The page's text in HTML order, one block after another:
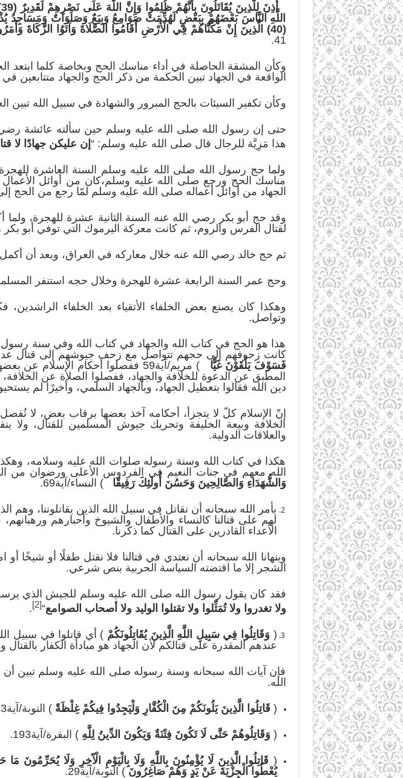
اللَّهِ النَّاسَ بَعْضَهُمْ بِبَعْضٍ لَهُدِّمَتْ صَوَامِعُ وَبِيَعٌ وَصَلَوَاتٌ وَمَسَاجِدُ
(40) الَّذِينَ إِنْ مَكَّنَّاهُمْ فِي الْأَرْضِ أَقَامُوا الصَّلَاةَ وَآَتَوُا الزَّكَاةَ وَأَمَرُوا بِالْمَعْرُوفِ وَنَهَوْا عَنِ الْمُنْكَرِ وَلِلَّهِ عَاقِبَةُ الْأُمُورِ (41)
41.
وكأن المشقة الحاصلة في أداء مناسك الحج وبخاصة كلما
الواقعة في الجهاد تبين الحكمة من ذكر الحج والجهاد متتابعين
وكأن تكفير السيئات بالحج المبرور والشهادة في سبيل الله تبين
حتى إن رسول الله صلى الله عليه وسلم حين سألته عائشة
هذا مَزِيَّة للرجال قال صلى الله عليه وسلم: “ إن عليكن جهادًا لا
ولما حج رسول الله صلى الله عليه وسلم السنة العاشرة
مناسك الحج ورجع صلى الله عليه وسلم،كان من أوائل
الجهاد من أوائل أعماله صلى الله عليه وسلم لمّا رجع من الحج
وقد حج أبو بكر رصي الله عنه السنة الثانية عشرة للهجرة،
لقتال الفرس والروم، ثم كانت معركة اليرموك التي توفي أبو بكر
ثم حج خالد رصي الله عنه خلال معاركه في العراق، وبعد أن
وحج عمر السنة الرابعة عشرة للهجرة وخلال حجه استنفر
وهكذا كان يصنع بعض الخلفاء الأتقياء بعد الخلفاء
وتواصل.
هذا هو الحج في كتاب الله والجهاد في كتاب الله وفي سنة رسول
كانت زحوفهم إلى حجهم تتواصل مع زحف جيوشهم إلى قتال
فَسَوْفَ يَلْقَوْنَغَيًّا
) مريم/آية59 ففصلوا أحكام
المطبق عن الدعوة للخلافة والجهاد، ففصلوا الصلاة عن
دين الله فقالوا بتعطيل الجهاد، وبالجهاد السلمي، وأخيرًا لم
إنّ الإسلام كلّ لا يتجزأ، أحكامه آخذ بعضها برقاب بعض، لا
الخلافة وبيعة الخليفة وتحريك جيوش المسلمين للقتال،
والعلاقات الدولية.
هكذا في كتاب الله وسنة رسوله صلوات الله عليه وسلامه،
الله معهم في جنات النعيم في الفردوس الأعلى ورضوان من
وَالشُّهَدَاءِ وَالصَّالِحِينَ وَحَسُنَ أُولَئِكَرَفِيقًا ) النساء/آية69.
يأمر الله سبحانه أن نقاتل في سبيل الله الذين يقاتلوننا، وهم
لهم على قتالنا كالنساء والأطفال والشيوخ وأحبارهم
الأعداء القادرين على القتال كما ذكرنا.
وينهانا الله سبحانه أن نعتدي في قتالنا فلا نقتل طفلًا أو شيخًا أو
الشجر إلا ما اقتضته السياسة الحربية بنص شرعي.
فقد كان يقول رسول الله صلى الله عليه وسلم للجيش الذي
ولا تغدروا ولا تُمَثِّلوا ولا تقتلوا الوليد ولا أصحاب الصوامع“
[2]
.
( وَقَاتِلُوا فِي سَبِيلِ اللَّهِ الَّذِينَيُقَاتِلُونَكُم ) أي قاتلوا في سبيل
عندهم المقدرة على قتالكم لأن الجهاد هو مبادأة الكفار بالقتال
فإن آيات الله سبحانه وسنة رسوله صلى الله عليه وسلم تبين أن
الله.
( قَاتِلُوا الَّذِينَ يَلُونَكُمْ مِنَ الْكُفَّارِ وَلْيَجِدُوا فِيكُمْغِلْظَة ) التوبة/آية123.
( وَقَاتِلُوهُم ْ حَتَّى لَا تَكُونَ فِتْنَةٌ وَيَكُونَ الدِّينُ لِلَّهِ ) البقرة/آية193.
( قَاتِلُوا الَّذِينَ لَا يُؤْمِنُونَ بِاللَّهِ وَلَا بِالْيَوْمِ الْآَخِرِ وَلَا
يُعْطُوا الْجِزْيَةَ عَنْ يَدٍ وَهُمْ صَاغِرُونَ) التوبة/آية29.